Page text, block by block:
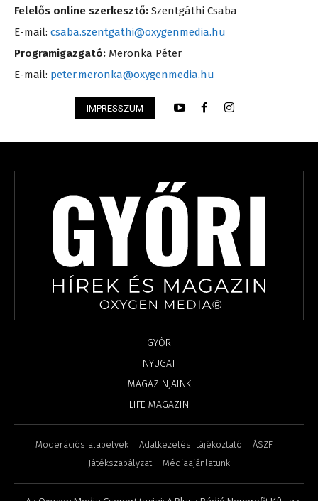
Felelős online szerkesztő: Szentgáthi Csaba
E-mail: csaba.szentgathi@oxygenmedia.hu
Programigazgató: Meronka Péter
E-mail: peter.meronka@oxygenmedia.hu
IMPRESSZUM
GYŐR
NYUGAT
MAGAZINJAINK
LIFE MAGAZIN
Moderációs alapelvek Adatkezelési tájékoztató
ÁSZF
Játékszabályzat
Médiaajánlatunk